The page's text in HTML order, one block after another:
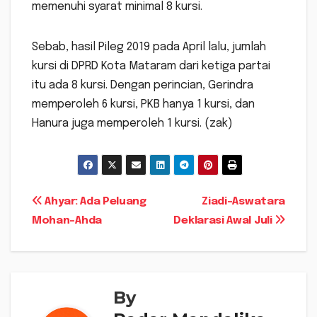
memenuhi syarat minimal 8 kursi.
Sebab, hasil Pileg 2019 pada April lalu, jumlah
kursi di DPRD Kota Mataram dari ketiga partai
itu ada 8 kursi. Dengan perincian, Gerindra
memperoleh 6 kursi, PKB hanya 1 kursi, dan
Hanura juga memperoleh 1 kursi. (zak)
Navigasi
Ziadi-Aswatara
Deklarasi Awal Juli
Ahyar: Ada Peluang
Mohan-Ahda
By